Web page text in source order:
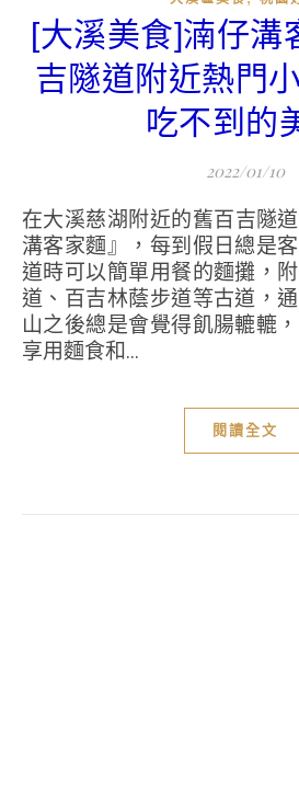
[大溪美食]湳仔溝
吉隧道附近熱門
吃不到的
2022/01/10
在大溪慈湖附近的舊百吉隧道有間熱門的『湳仔
溝客家麵』，每到假日總是
道時可以簡單用餐的麵攤，
道、百吉林蔭步道等古道，
山之後總是會覺得飢腸轆轆
享用麵食和...
閱讀全文